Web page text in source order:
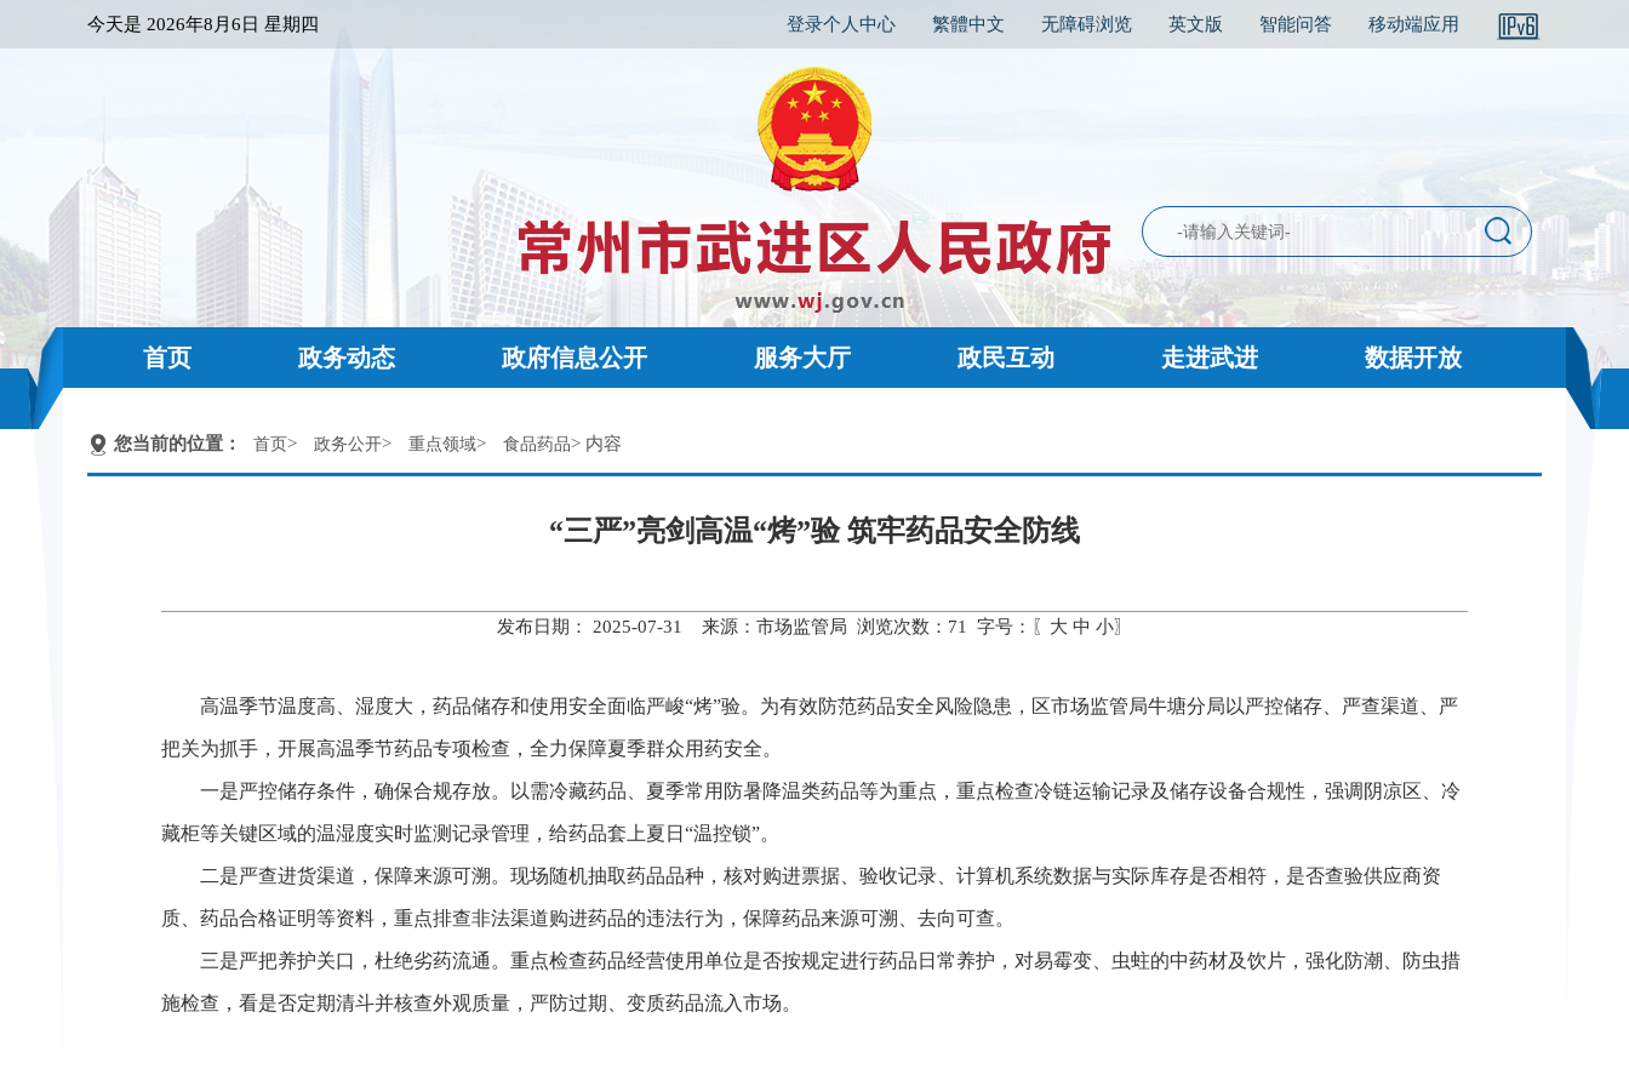
今天是 2026年8月6日 星期四 登录个人中心 繁體中文 无障碍浏览 英文版 智能问答 移动端应用
首页 政务动态 政府信息公开 服务大厅 政民互动 走进武进 数据开放
您当前的位置： 首页> 政务公开> 重点领域> 食品药品> 内容
“三严”亮剑高温“烤”验 筑牢药品安全防线
发布日期： 2025-07-31 来源：市场监管局 浏览次数： 71 字号：〖 大 中 小〗
高温季节温度高、湿度大，药品储存和使用安全面临严峻“烤”验。为有效防范药品安全风险隐患，区市场监管局牛塘分局以严控储存、严查渠道、严
把关为抓手，开展高温季节药品专项检查，全力保障夏季群众用药安全。
一是严控储存条件，确保合规存放。以需冷藏药品、夏季常用防暑降温类药品等为重点，重点检查冷链运输记录及储存设备合规性，强调阴凉区、冷
藏柜等关键区域的温湿度实时监测记录管理，给药品套上夏日“温控锁”。
二是严查进货渠道，保障来源可溯。现场随机抽取药品品种，核对购进票据、验收记录、计算机系统数据与实际库存是否相符，是否查验供应商资
质、药品合格证明等资料，重点排查非法渠道购进药品的违法行为，保障药品来源可溯、去向可查。
三是严把养护关口，杜绝劣药流通。重点检查药品经营使用单位是否按规定进行药品日常养护，对易霉变、虫蛀的中药材及饮片，强化防潮、防虫措
施检查，看是否定期清斗并核查外观质量，严防过期、变质药品流入市场。